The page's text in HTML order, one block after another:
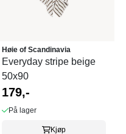
Høie of Scandinavia
Everyday stripe beige
50x90
179,-
På lager
Kjøp